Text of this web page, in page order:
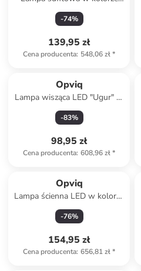
beżowo-brązowym - Ø 10 cm
-74%
139,95 zł
Cena producenta: 548,06 zł*
Opviq
Lampa wisząca LED "Ugur" w
kolorze czarnym - Ø 5 cm
-83%
98,95 zł
Cena producenta: 608,96 zł*
Opviq
Lampa ścienna LED w kolorze
złotym - dł. 91 cm
-76%
154,95 zł
Cena producenta: 656,81 zł*